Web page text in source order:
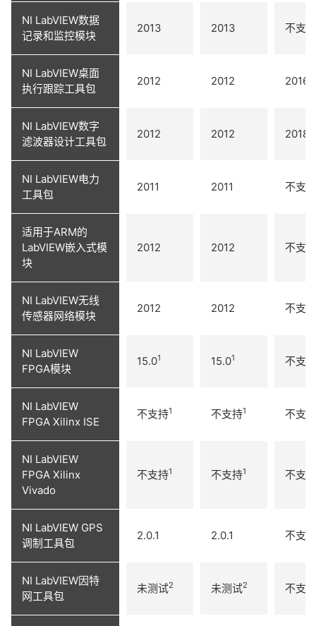
NI LabVIEW数据
记录和监控模块
2013 2013 不支持
NI LabVIEW桌面
执行跟踪工具包
2012 2012 2016
NI LabVIEW数字
滤波器设计工具包
2012 2012 2018
NI LabVIEW电力
工具包
2011 2011 不支持
适用于ARM的
LabVIEW嵌入式模
块
2012 2012 不支持
NI LabVIEW无线
传感器网络模块
2012 2012 不支持
NI LabVIEW
FPGA模块
15.01 15.01 不支持
NI LabVIEW
FPGA Xilinx ISE
不支持1 不支持1 不支持
NI LabVIEW
FPGA Xilinx
Vivado
不支持1 不支持1 不支持
NI LabVIEW GPS
调制工具包
2.0.1 2.0.1 不支持
NI LabVIEW因特
网工具包
未测试2 未测试2 不支持